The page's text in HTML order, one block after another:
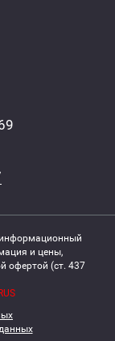
и цены,
офертой (ст. 437